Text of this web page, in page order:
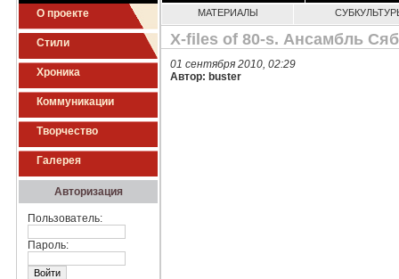
О проекте
Стили
Хроника
Коммуникации
Творчество
Галерея
Авторизация
Пользователь:
Пароль:
МАТЕРИАЛЫ
Х-files of 80-s. Ансамбль
01 сентября 2010, 02:29
Автор: buster